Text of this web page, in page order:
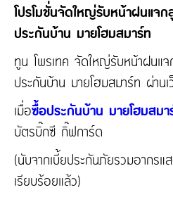
โปรโมชั่นจัดใหญ่รับหน้าฝนแจ
ประกันบ้าน มายโฮมสมาร์ท
ทูน โพรเทค จัดใหญ่รับหน้าฝนแ
ประกันบ้าน มายโฮมสมาร์ท ผ่าน
เมื่อซื้อประกันบ้าน มายโฮมสม
บัตรบิ๊กซี กิ๊ฟการ์ด
(นับจากเบี้ยประกันภัยรวมอากร
เรียบร้อยแล้ว)